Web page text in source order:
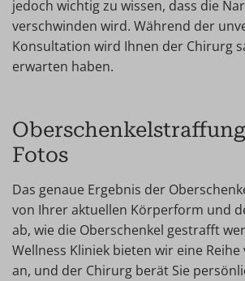
jedoch wichtig zu wissen, dass die
verschwinden wird. Während der
Konsultation wird Ihnen der Chirurg
erwarten haben.
Fotos
Das genaue Ergebnis der
von Ihrer aktuellen Körperform und
ab, wie die Oberschenkel gestrafft
Wellness Kliniek bieten wir eine
an, und der Chirurg berät Sie